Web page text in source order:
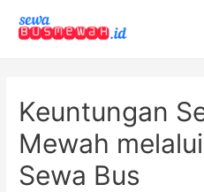
Keuntungan
Mewah
Sewa Bus